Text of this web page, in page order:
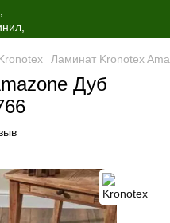
Ламинат Kronotex
Дуб